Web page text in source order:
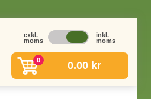
exkl.
moms
inkl.
moms
0 0.00 kr